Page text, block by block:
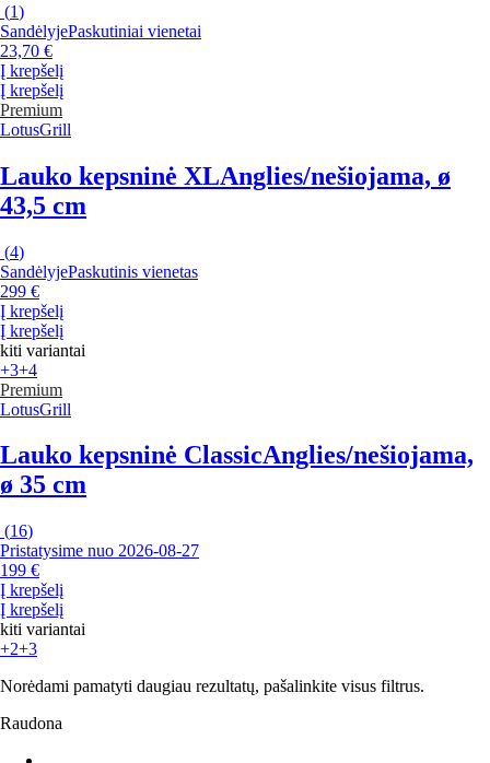
(1)
SandėlyjePaskutiniai vienetai
23,70 €
Į krepšelį
Į krepšelį
Premium
LotusGrill
Lauko kepsninė XLAnglies/nešiojama, ø
43,5 cm
(4)
SandėlyjePaskutinis vienetas
299 €
Į krepšelį
Į krepšelį
kiti variantai
+3+4
Premium
LotusGrill
Lauko kepsninė ClassicAnglies/nešiojama,
ø 35 cm
(16)
Pristatysime nuo 2026‑08‑27
199 €
Į krepšelį
Į krepšelį
kiti variantai
+2+3
Norėdami pamatyti daugiau rezultatų, pašalinkite visus filtrus.
Raudona